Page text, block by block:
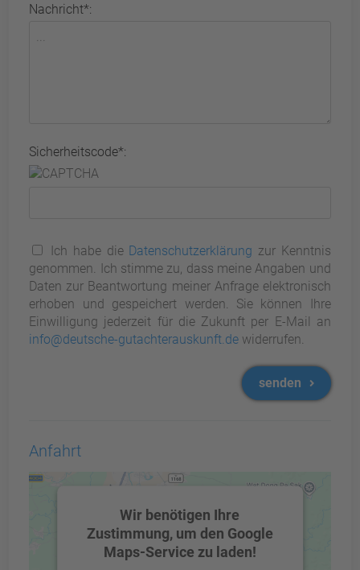
Nachricht*:
Sicherheitscode*:
Ich habe die Datenschutzerklärung zur Kenntnis
genommen. Ich stimme zu, dass meine Angaben und
Daten zur Beantwortung meiner Anfrage elektronisch
erhoben und gespeichert werden. Sie können Ihre
Einwilligung jederzeit für die Zukunft per E-Mail an
info@deutsche-gutachterauskunft.de widerrufen.
senden
Anfahrt
Wir benötigen Ihre
Zustimmung, um den Google
Maps-Service zu laden!